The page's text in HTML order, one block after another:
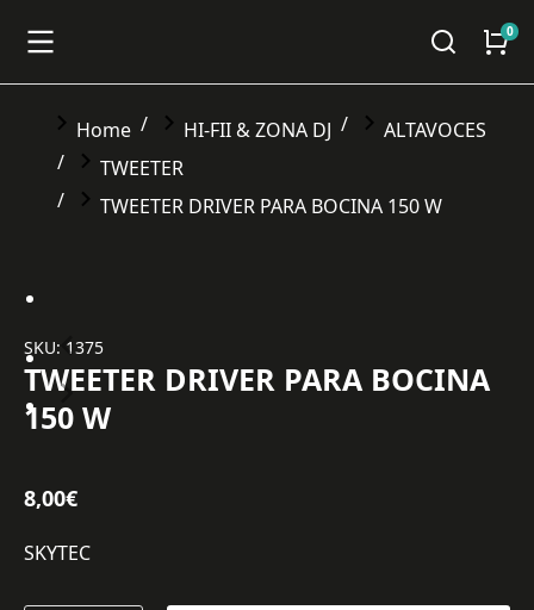
You are here:
Home HI-FII & ZONA DJ
ALTAVOCES
TWEETER
TWEETER DRIVER PARA BOCINA 150 W
SKU: 1375
TWEETER DRIVER PARA BOCINA
150 W
8,00€
SKYTEC